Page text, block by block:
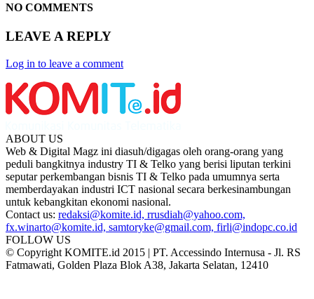
NO COMMENTS
LEAVE A REPLY
Log in to leave a comment
ABOUT US
Web & Digital Magz ini diasuh/digagas oleh orang-orang yang
peduli bangkitnya industry TI & Telko yang berisi liputan terkini
seputar perkembangan bisnis TI & Telko pada umumnya serta
memberdayakan industri ICT nasional secara berkesinambungan
untuk kebangkitan ekonomi nasional.
Contact us: redaksi@komite.id, rrusdiah@yahoo.com,
fx.winarto@komite.id, samtoryke@gmail.com, firli@indopc.co.id
FOLLOW US
© Copyright KOMITE.id 2015 | PT. Accessindo Internusa - Jl. RS
Fatmawati, Golden Plaza Blok A38, Jakarta Selatan, 12410